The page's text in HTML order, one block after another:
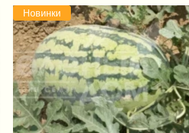
Новинки